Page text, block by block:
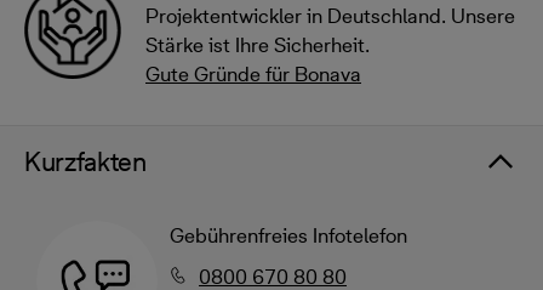
Projektentwickler in Deutschland. Unsere
Stärke ist Ihre Sicherheit.
Gute Gründe für Bonava
Kurzfakten
Gebührenfreies Infotelefon
0800 670 80 80